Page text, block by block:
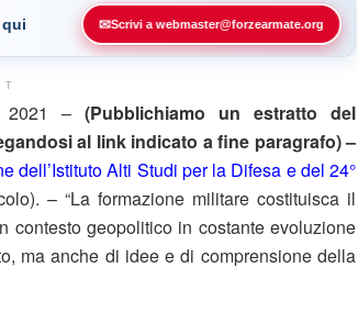
✉Scrivi a webmaster@forzearmate.org
2021 – (Pubblichiamo un estratto del
al link indicato a fine paragrafo) –
dell’Istituto Alti Studi per la Difesa e del 24°
– “La formazione militare costituisca il
contesto geopolitico in costante evoluzione
ma anche di idee e di comprensione della